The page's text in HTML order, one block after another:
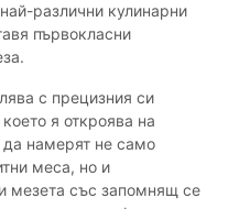
различни кулинарни
първокласни
с прецизния си
я откроява на
да намерят не само
меса, но и
мезета със запомнящ се